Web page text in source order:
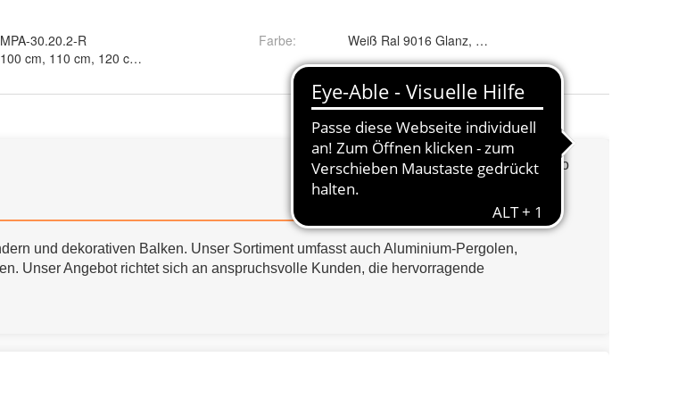
MPA-30.20.2-R
100 cm, 110 cm, 120 cm, 130 cm, 140 cm, 150 cm, 160 cm, 170 cm, 180 cm und 190 cm
Farbe: Weiß Ral 9016 Glanz, Weiß Ral 9016 Matt, Weiß Ral